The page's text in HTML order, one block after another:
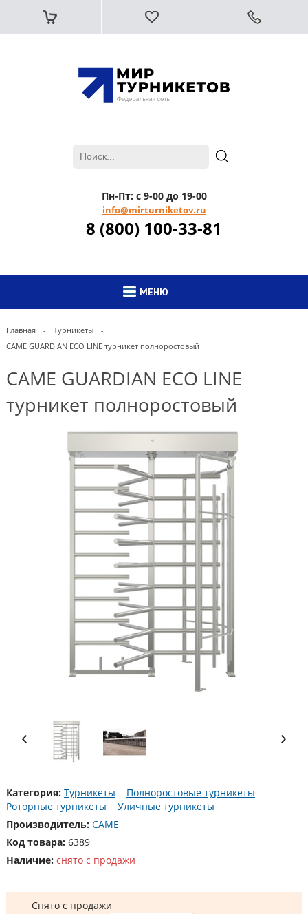
Пн-Пт: с 9-00 до 19-00
info@mirturniketov.ru
8 (800) 100-33-81
МЕНЮ
Главная - Турникеты
-
CAME GUARDIAN ECO LINE турникет полноростовый
CAME GUARDIAN ECO LINE
турникет полноростовый
Категория: Турникеты
Полноростовые турникеты
Роторные турникеты
Уличные турникеты
Производитель: CAME
Код товара: 6389
Наличие: снято с продажи
Снято с продажи